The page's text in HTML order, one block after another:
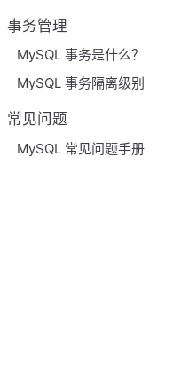
事务管理
MySQL 事务是什么？
MySQL 事务隔离级别
常见问题
MySQL 常见问题手册